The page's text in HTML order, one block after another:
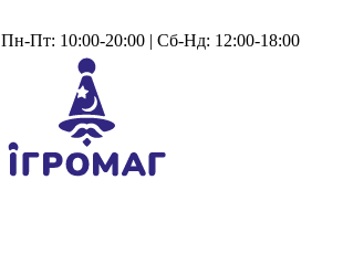
Пн-Пт: 10:00-20:00 | Сб-Нд: 12:00-18:00